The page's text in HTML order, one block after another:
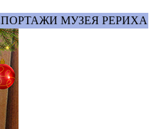
МУЗЕЯ РЕРИХА